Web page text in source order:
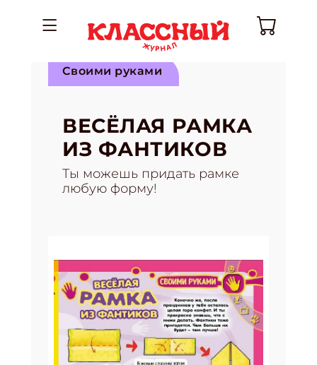
Своими руками
ВЕСЁЛАЯ РАМКА
ИЗ ФАНТИКОВ
Ты можешь придать рамке
любую форму!